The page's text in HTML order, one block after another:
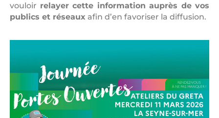
vouloir relayer cette information auprès de vos
publics et réseaux afin d’en favoriser la diffusion.